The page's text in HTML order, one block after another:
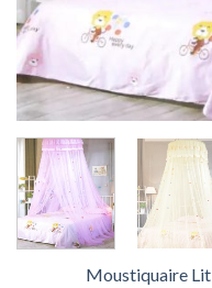
Moustiquaire Lit